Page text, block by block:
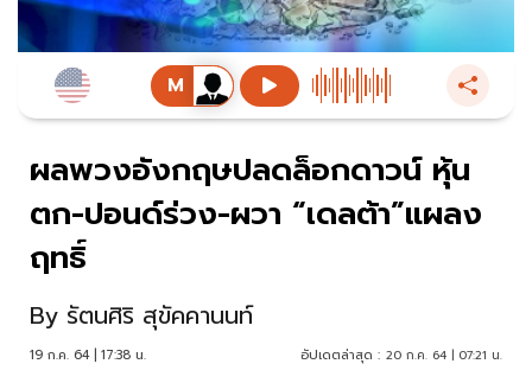
ผลพวงอังกฤษปลดล็อกดาวน์ หุ้น
ตก-ปอนด์ร่วง-ผวา “เดลต้า”แผลง
ฤทธิ์
By รัตนศิริ สุขัคคานนท์
19 ก.ค. 64 | 17:38 น. อัปเดตล่าสุด : 20 ก.ค. 64 | 07:21 น.